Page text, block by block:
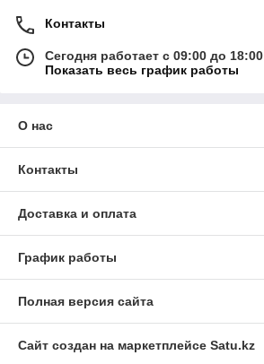
Контакты
Сегодня работает с 09:00 до 18:00
Показать весь график работы
О нас
Контакты
Доставка и оплата
График работы
Полная версия сайта
Сайт создан на маркетплейсе Satu.kz